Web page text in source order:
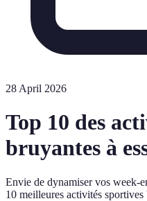
28 April 2026
Top 10 des
bruyantes à
Envie de dynamiser vos week-
10 meilleures activités sportives